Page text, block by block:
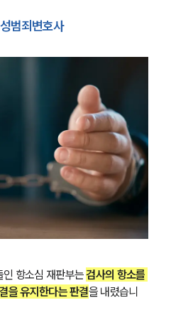
범죄변호사
인 항소심 재판부는 검사의 항소를
을 유지한다는 판결을 내렸습니